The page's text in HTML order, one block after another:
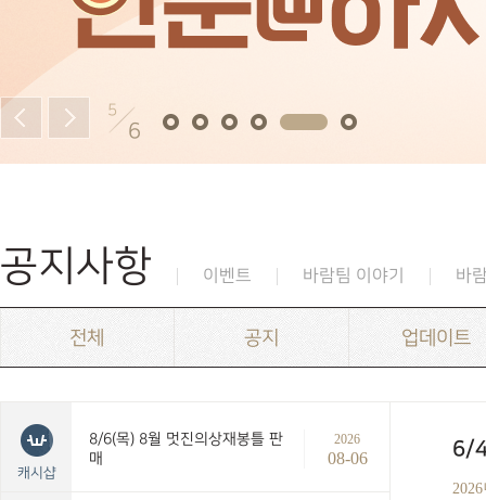
5
6
공지사항 이벤트 바람팀 이야기 바
전체 공지 업데이트
캐시샵
8/6(목) 8월 멋진의상재봉틀 판
매
2026
08-06 6/